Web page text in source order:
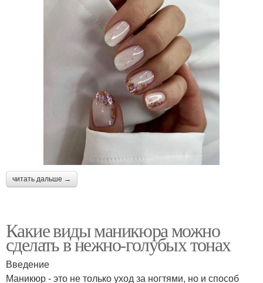
читать дальше →
Какие виды маникюра можно
сделать в нежно-голубых тонах
Введение
Маникюр - это не только уход за ногтями, но и способ